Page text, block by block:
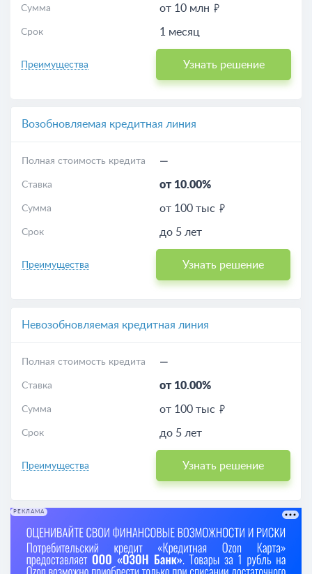
Сумма от 10 млн
Срок 1 месяц
Преимущества Узнать решение
Возобновляемая кредитная линия
Полная стоимость кредита —
Ставка от 10.00%
Сумма от 100 тыс
Срок до 5 лет
Преимущества Узнать решение
Невозобновляемая кредитная линия
Полная стоимость кредита —
Ставка от 10.00%
Сумма от 100 тыс
Срок до 5 лет
Преимущества Узнать решение
РЕКЛАМА